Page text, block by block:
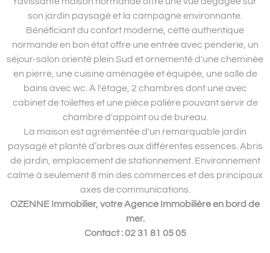
son jardin paysagé et la campagne environnante.
Bénéficiant du confort moderne, cette authentique
normande en bon état offre une entrée avec penderie, un
séjour-salon orienté plein Sud et ornementé d'une cheminée
en pierre, une cuisine aménagée et équipée, une salle de
bains avec wc. À l'étage, 2 chambres dont une avec
cabinet de toilettes et une pièce palière pouvant servir de
chambre d'appoint ou de bureau.
La maison est agrémentée d'un remarquable jardin
paysagé et planté d’arbres aux différentes essences. Abris
de jardin, emplacement de stationnement. Environnement
calme à seulement 8 min des commerces et des principaux
axes de communications.
OZENNE Immobilier, votre Agence Immobilière en bord de
mer.
Contact : 02 31 81 05 05